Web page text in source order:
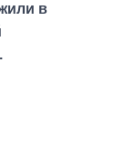
в